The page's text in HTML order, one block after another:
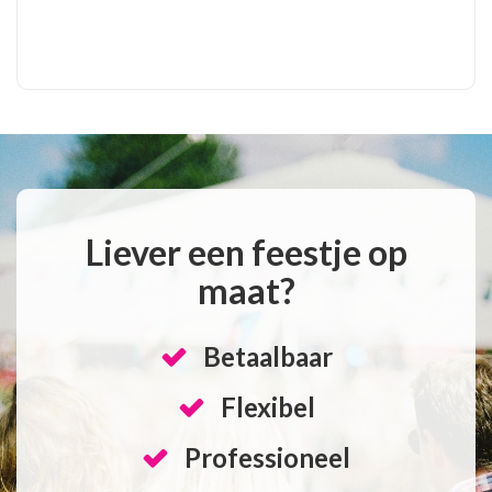
Liever een feestje op
maat?
Betaalbaar
Flexibel
Professioneel